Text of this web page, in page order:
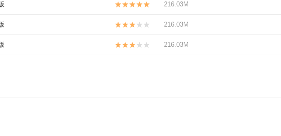
216.03M
216.03M
216.03M